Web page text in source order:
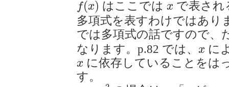
f(x) はここでは x
x で表され
多項式を表すわけではあり
では多項式の話ですので、
なります。p.82 では、
x
x に
x
x に依存していることをは
す。
y= x